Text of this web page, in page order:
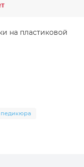
на пластиковой
педикюра